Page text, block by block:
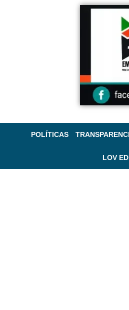
POLÍTICAS
LOV